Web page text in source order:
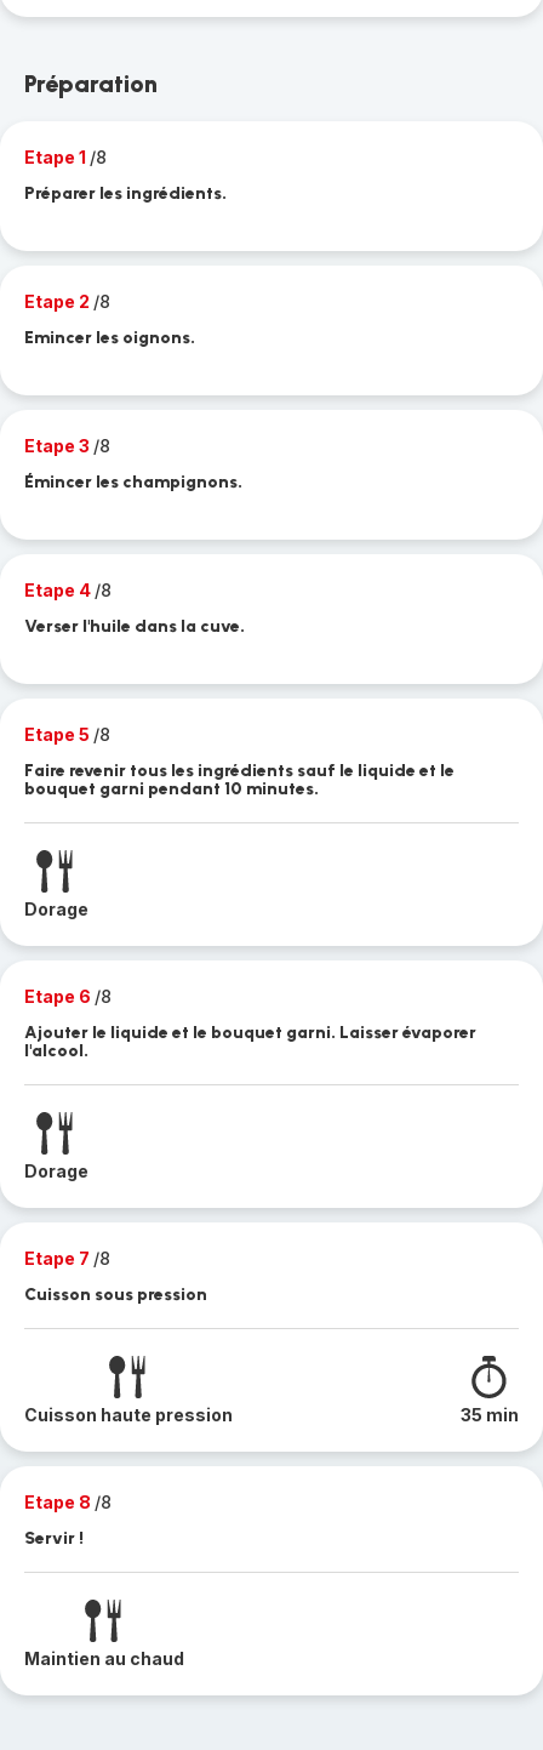
Préparation
Etape 1 /8
Préparer les ingrédients.
Etape 2 /8
Emincer les oignons.
Etape 3 /8
Émincer les champignons.
Etape 4 /8
Verser l'huile dans la cuve.
Etape 5 /8
Faire revenir tous les ingrédients sauf le liquide et le
bouquet garni pendant 10 minutes.
Dorage
Etape 6 /8
Ajouter le liquide et le bouquet garni. Laisser évaporer
l'alcool.
Dorage
Etape 7 /8
Cuisson sous pression
Cuisson haute pression 35 min
Etape 8 /8
Servir !
Maintien au chaud